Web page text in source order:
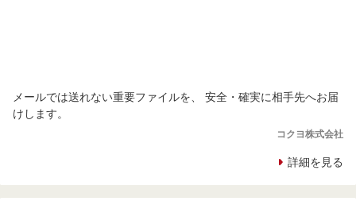
メールでは送れない重要ファイルを、 安全・確実に相手先へお届
けします。
コクヨ株式会社
詳細を見る